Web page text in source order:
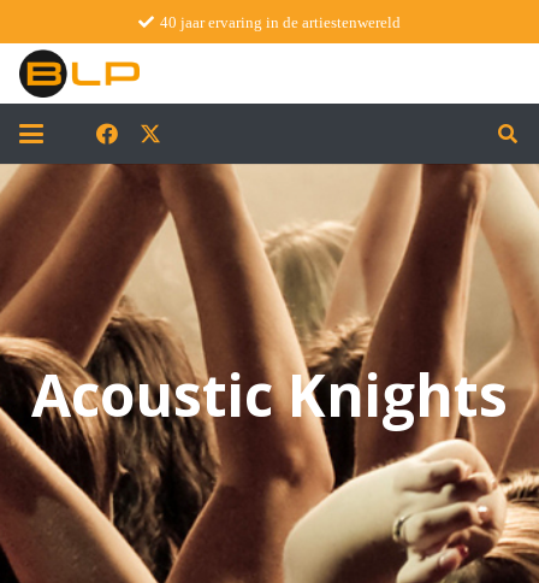
40 jaar ervaring in de artiestenwereld
Acoustic Knights